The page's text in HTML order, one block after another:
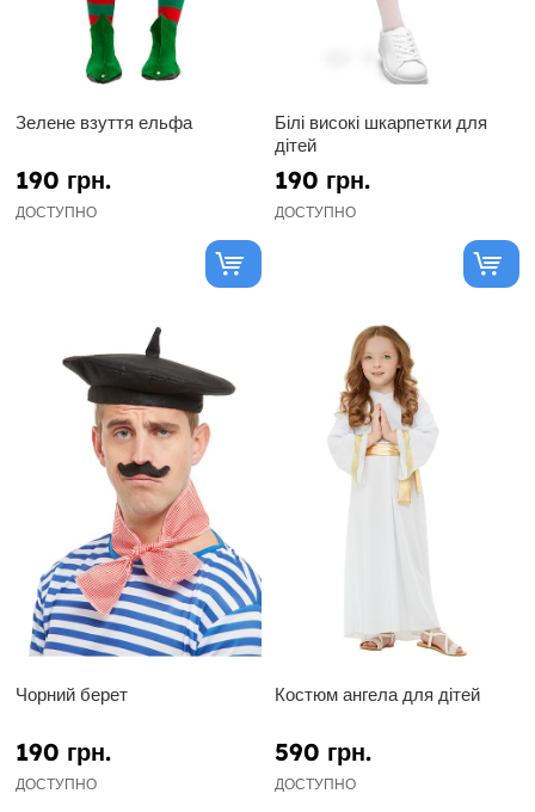
Зелене взуття ельфа
190 грн.
ДОСТУПНО
Білі високі шкарпетки для
дітей
190 грн.
ДОСТУПНО
Чорний берет
190 грн.
ДОСТУПНО
Костюм ангела для дітей
590 грн.
ДОСТУПНО